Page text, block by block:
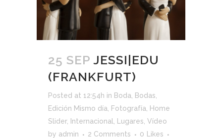
25 SEP JESSI|EDU
(FRANKFURT)
Posted at 12:54h in Boda Bodas
Edición Mismo día
Fotografía
Home
Slider, Internacional Lugares Vídeo
by admin 2 Comments 0
Likes